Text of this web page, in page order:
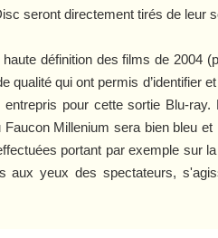
seront directement tirés de leur
définition des films de 2004
qualité qui ont permis d’identifier
pour cette sortie Blu-
Millenium sera bien bleu
portant par exemple sur
yeux des spectateurs,